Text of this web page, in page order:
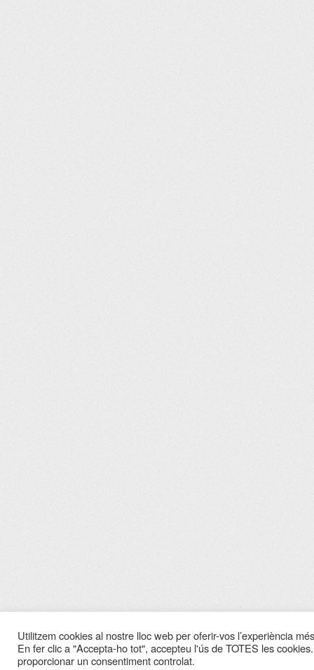
Utilitzem cookies al nostre lloc web per oferir-vos l’experiència
En fer clic a "Accepta-ho tot", accepteu l'ús de TOTES les
proporcionar un consentiment controlat.